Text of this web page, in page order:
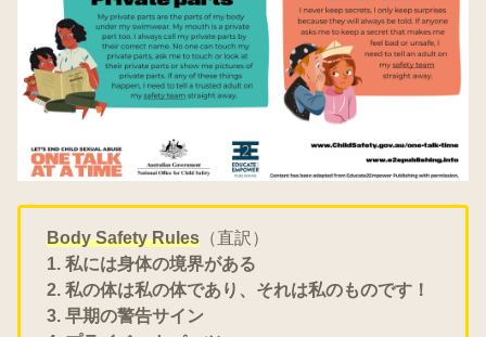
Body Safety Rules （直訳）
1. 私には身体の境界がある
2. 私の体は私の体であり、それは私のものです！
3. 早期の警告サイン